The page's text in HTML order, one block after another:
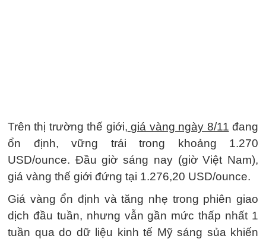
Trên thị trường thế giới, giá vàng ngày 8/11 đang
ổn định, vững trái trong khoảng 1.270
USD/ounce. Đầu giờ sáng nay (giờ Việt Nam),
giá vàng thế giới đứng tại 1.276,20 USD/ounce.
Giá vàng ổn định và tăng nhẹ trong phiên giao
dịch đầu tuần, nhưng vẫn gần mức thấp nhất 1
tuần qua do dữ liệu kinh tế Mỹ sáng sủa khiến